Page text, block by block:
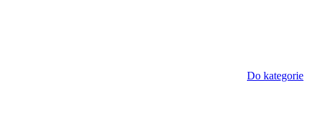
Do kategorie